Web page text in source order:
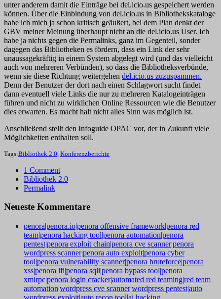
unter anderem damit die Einträge bei del.icio.us gespeichert werden
können. Über die Einbindung von del.icio.us in Bibliothekskataloge
habe ich mich ja schon kritisch geäußert, bei dem Plan denkt der
GBV meiner Meinung überhaupt nicht an die del.icio.us User. Ich
habe ja nichts gegen die Permalinks, ganz im Gegenteil, sonder
dagegen das Bibliotheken es fördern, dass ein Link der sehr
unaussagekräftig in einem System abgelegt wird (und das vielleicht
auch von mehreren Verbünden), so dass die Bibliotheksverbünde,
wenn sie diese Richtung weitergehen del.icio.us zuzuspammen.
Denn der Benutzer der dort nach einen Schlagwort sucht findet
dann eventuell viele Links die nur zu mehreren Katalogeinträgen
führen und nicht zu wirklichen Online Ressourcen wie die Benutzer
dies erwarten. Es macht halt nicht alles Sinn was möglich ist.
Anschließend stellt den Infoguide OPAC vor, der in Zukunft viele
Möglichkeiten enthalten soll.
Tags:Bibliothek 2.0 Konferenzberichte
1 Comment
Bibliothek 2.0
Permalink
Neueste Kommentare
penora|penora.io|penora offensive framework|penora red
team|penora hacking tool|penora automation|penora
pentest|penora exploit chain|penora cve scanner|penora
wordpress scanner|penora auto exploit|penora cyber
tool|penora vulnerability scanner|penora bruteforce|penora
xss|penora lfi|penora sqli|penora bypass tool|penora
xmlrpc|penora login cracker|automated red teaming|red team
automation|wordpress cve scanner|wordpress pentest|auto